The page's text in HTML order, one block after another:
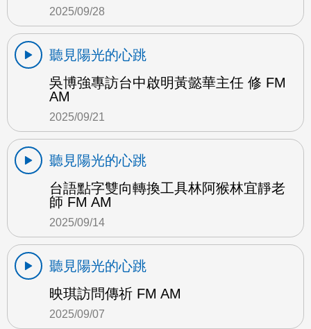
2025/09/28
聽見陽光的心跳
吳博強專訪台中啟明黃懿華主任 修 FM
AM
2025/09/21
聽見陽光的心跳
台語點字雙向轉換工具林阿猴林宜靜老
師 FM AM
2025/09/14
聽見陽光的心跳
映琪訪問傳祈 FM AM
2025/09/07